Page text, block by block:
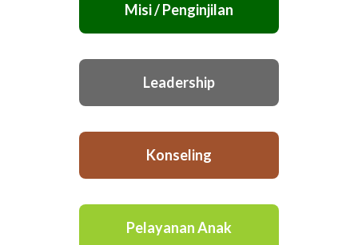
Misi / Penginjilan
Leadership
Konseling
Pelayanan Anak